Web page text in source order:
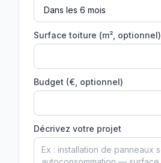
Surface toiture (m², optionnel)
Budget (€, optionnel)
Décrivez votre projet